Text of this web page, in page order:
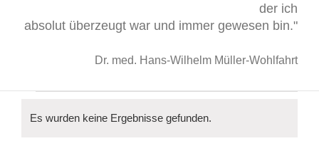
der ich
absolut überzeugt war und immer gewesen bin."
Dr. med. Hans-Wilhelm Müller-Wohlfahrt
Veranstaltungen
Es wurden keine Ergebnisse gefunden.